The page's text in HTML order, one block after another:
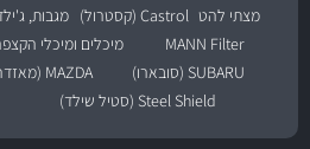
מצתי להט Castrol (קסטרול) מגבות,
MANN Filter
מיכלים ומיכלי
SUBARU (סובארו)
MAZDA (מאזדה)
Steel Shield (סטיל שילד)